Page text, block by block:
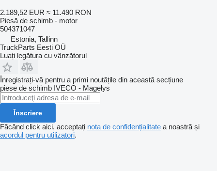
2.189,52 EUR ≈ 11.490 RON
Piesă de schimb - motor
504371047
Estonia, Tallinn
TruckParts Eesti OÜ
Luați legătura cu vânzătorul
Înregistrați-vă pentru a primi noutățile din această secțiune
piese de schimb IVECO - Magelys
Înscriere
Făcând click aici, acceptați nota de confidențialitate a noastră și
acordul pentru utilizatori.